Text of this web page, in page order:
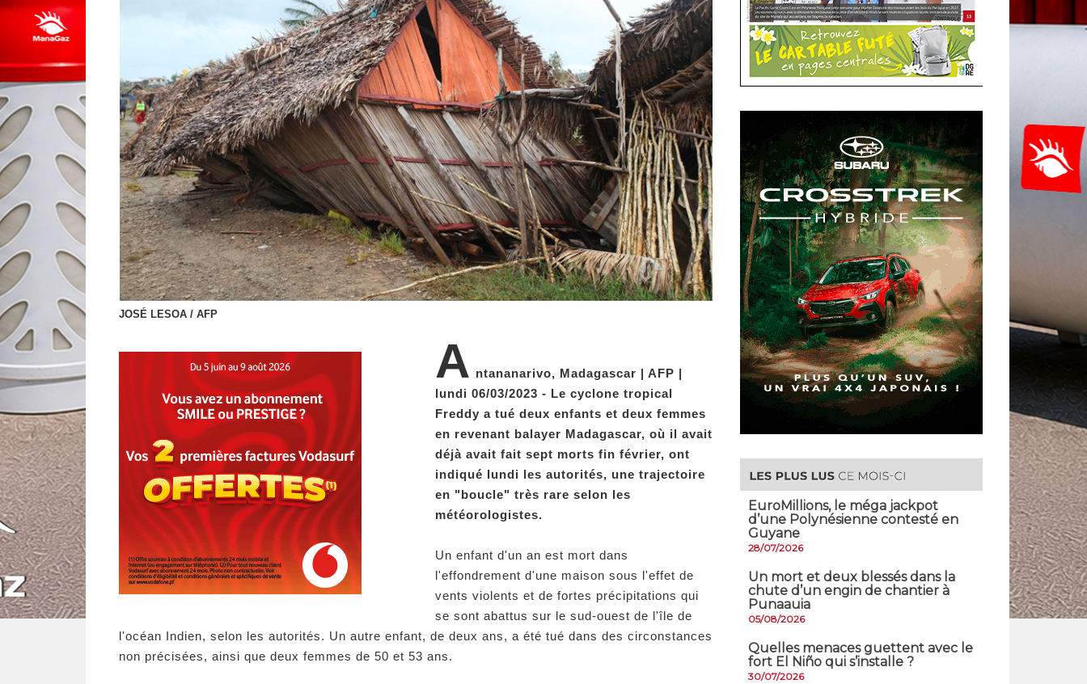
JOSÉ LESOA / AFP
A ntananarivo, Madagascar | AFP |
lundi 06/03/2023 - Le cyclone tropical
Freddy a tué deux enfants et deux femmes
en revenant balayer Madagascar, où il avait
déjà avait fait sept morts fin février, ont
indiqué lundi les autorités, une trajectoire
en "boucle" très rare selon les
météorologistes.
Un enfant d'un an est mort dans
l'effondrement d'une maison sous l'effet de
vents violents et de fortes précipitations qui
se sont abattus sur le sud-ouest de l'île de
l'océan Indien, selon les autorités. Un autre enfant, de deux ans, a été tué dans des circonstances
non précisées, ainsi que deux femmes de 50 et 53 ans.
EuroMillions, ​le méga jackpot
d’une Polynésienne contesté en
Guyane
28/07/2026
​Un mort et deux blessés dans la
chute d’un engin de chantier à
Punaauia
05/08/2026
Quelles menaces guettent avec le
fort El Niño qui s’installe ?
30/07/2026